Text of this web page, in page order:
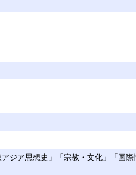
ジア思想史」「宗教・文化」「国